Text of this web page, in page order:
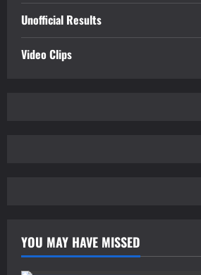
Unofficial Results
Video Clips
YOU MAY HAVE MISSED